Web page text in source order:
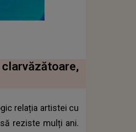
relația artistei cu
reziste mulți ani.